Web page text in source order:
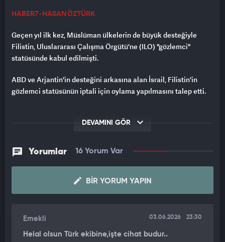
HABER7 - HASAN ÖZTÜRK
Geçen yıl ilk kez, Müslüman ülkelerin de büyük desteğiyle
Filistin, Uluslararası Çalışma Örgütü'ne (ILO) "gözlemci"
statüsünde kabul edilmişti.
ABD ve Arjantin'in desteğini arkasına alan İsrail, Filistin'in
gözlemci statüsünün iptali için oylama yapılmasını talep etti.
Bu talebin ardından salonda Türkiye cephesinden tepki geldi.
Aralarında Çalışma ve Sosyal Güvenlik Bakanı Vedat Işıkhan
ve Ülke TV Genel Yayın Yönetmeni Hasan Öztürk'ün de olduğu
Türk heyeti, ellerini masaya vurarak protesto yaptı. Protesto
sırasında Filistin bayrağı açılırken, diğer bazı ülke
gözlemci üye olarak ILO'da kalması kesinleşmiş oldu.
DEVAMINI GÖR
Yorumlar 16 Yorum Var
BIR YORUM YAPIN
Emekli 03.06.2026 23:30
Helal olsun Türk ekibine,işte cihat budur..